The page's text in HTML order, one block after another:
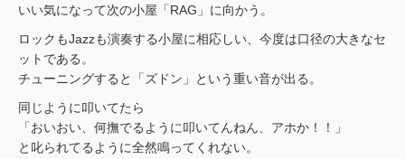
いい気になって次の小屋「RAG」に向かう。
ロックもJazzも演奏する小屋に相応しい、今度は口径の大きなセ
ットである。
チューニングすると「ズドン」という重い音が出る。
同じように叩いてたら
「おいおい、何撫でるように叩いてんねん、アホか！！」
と叱られてるように全然鳴ってくれない。